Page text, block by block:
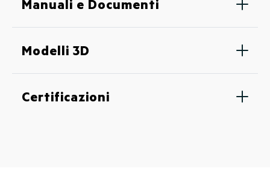
Manuali e Documenti
Modelli 3D
Certificazioni